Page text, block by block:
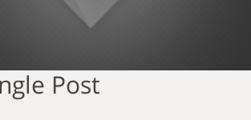
Post